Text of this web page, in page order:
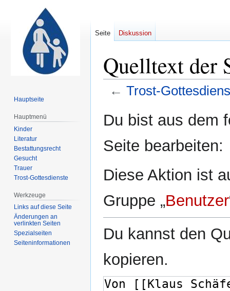
Quelltext der
← Trost-
Navigation
Suche
Du bist aus dem
Seite bearbeiten:
Diese Aktion ist
Gruppe „Benutzer
Du kannst den
kopieren.
Seite Diskussion
Hauptseite
Hauptmenü
Kinder
Literatur
Bestattungsrecht
Gesucht
Trauer
Trost-Gottesdienste
Werkzeuge
Links auf diese Seite
Änderungen an
verlinkten Seiten
Spezialseiten
Seiten­­informationen